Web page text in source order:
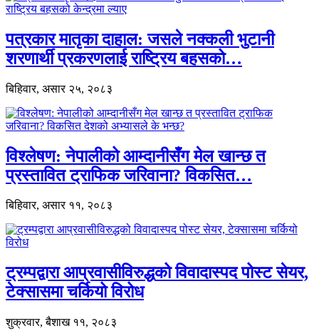
पत्रकार मातृका दाहाल: जसले नक्कली भुटानी
शरणार्थी प्रकरणलाई राष्ट्रिय बहसको…
बिहिवार, असार २५, २०८३
विश्लेषण: नेपालीको आम्दानीसँग मेल खान्छ त
प्रस्तावित ट्राफिक जरिवाना? विकसित…
बिहिवार, असार ११, २०८३
ट्रम्पद्वारा आप्रवासीविरुद्धको विवादास्पद पोस्ट सेयर,
टेक्सासमा चर्कियो विरोध
शुक्रवार, बैशाख ११, २०८३